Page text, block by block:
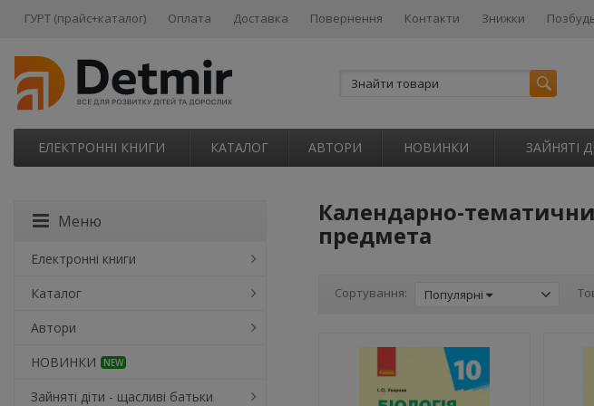
ГУРТ (прайс+каталог) Оплата Доставка Повернення Контакти Знижки
ЕЛЕКТРОННІ КНИГИ КАТАЛОГ АВТОРИ НОВИНКИ ЗАЙНЯТІ
Календарно-
предмета
Сортування: Популярні
Меню
Електронні книги
Каталог
Автори
НОВИНКИ
NEW
Зайняті діти - щасливі батьки